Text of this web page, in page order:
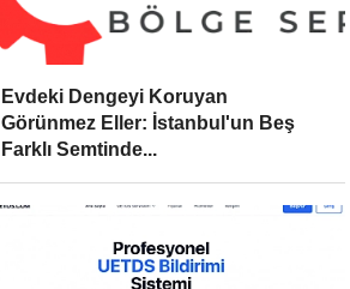
Evdeki Dengeyi Koruyan
Görünmez Eller: İstanbul'un Beş
Farklı Semtinde...